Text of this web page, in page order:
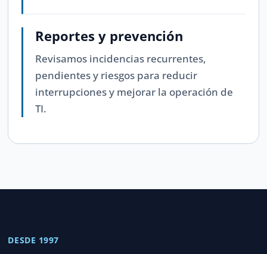
Reportes y prevención
Revisamos incidencias recurrentes,
pendientes y riesgos para reducir
interrupciones y mejorar la operación de
TI.
DESDE 1997